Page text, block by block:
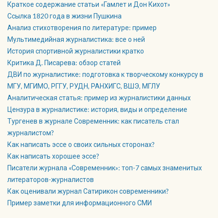
Краткое содержание статьи «Гамлет и Дон Кихот»
Ссылка 1820 года в жизни Пушкина
Анализ стихотворения по литературе: пример
Мультимедийная журналистика: все о ней
История спортивной журналистики кратко
Критика Д. Писарева: обзор статей
ДВИ по журналистике: подготовка к творческому конкурсу в
МГУ, МГИМО, РГГУ, РУДН, РАНХИГС, ВШЭ, МГЛУ
Аналитическая статья: пример из журналистики данных
Цензура в журналистике: история, виды и определение
Тургенев в журнале Современник: как писатель стал
журналистом?
Как написать эссе о своих сильных сторонах?
Как написать хорошее эссе?
Писатели журнала «Современник»: топ-7 самых знаменитых
литераторов-журналистов
Как оценивали журнал Сатирикон современники?
Пример заметки для информационного СМИ